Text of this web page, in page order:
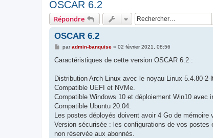
OSCAR 6.2
Répondre
OSCAR 6.2
M
s
g
paradmin-banquise» 02 février 2021, 08:56
Caractéristiques de cette version OSCAR 6.2 :
Distribution Arch Linux avec le noyau Linux 5.4.80-2-
Compatible UEFI et NVMe.
Compatible Windows 10 et déploiement Win10 avec
Compatible Ubuntu 20.04.
Les postes déployés doivent avoir 4 Go de mémoire
Version sécurisée : les configurations de vos
non réservée aux abonnés.